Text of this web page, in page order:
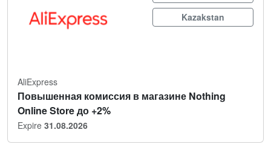
Kazakstan
AliExpress
Повышенная комиссия в магазине Nothing
Online Store до +2%
Expire 31.08.2026